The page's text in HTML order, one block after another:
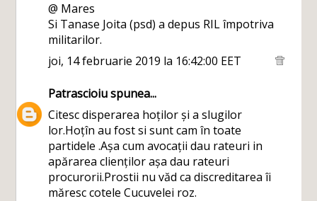
@ Mares
Si Tanase Joita (psd) a depus RIL împotriva
militarilor.
joi, 14 februarie 2019 la 16:42:00 EET
Patrascioiuspunea...
Citesc disperarea hoților și a slugilor
lor.Hoțîn au fost si sunt cam în toate
partidele .Așa cum avocații dau rateuri in
apărarea clienților așa dau rateuri
procurorii.Prostii nu văd ca discreditarea îi
măresc cotele Cucuvelei roz.